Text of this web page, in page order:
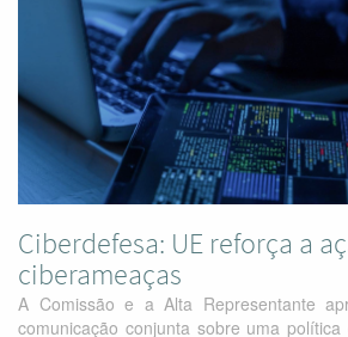
Ciberdefesa: UE reforça a
ciberameaças
A Comissão e a Alta Representante
comunicação conjunta sobre uma